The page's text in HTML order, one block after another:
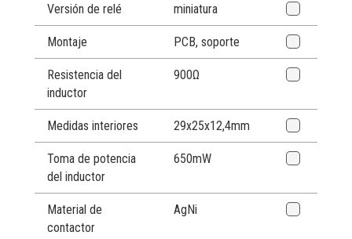
Versión de relé miniatura
Montaje PCB, soporte
Resistencia del
inductor
900Ω
Medidas interiores 29x25x12,4mm
Toma de potencia
del inductor
650mW
Material de
contactor
AgNi